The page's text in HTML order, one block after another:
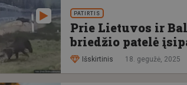
PATIRTIS
Prie Lietuvos ir
briedžio patelė
Išskirtinis 18. gegužė, 2025